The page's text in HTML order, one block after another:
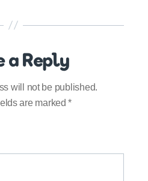
a Reply
will not be published.
are marked*